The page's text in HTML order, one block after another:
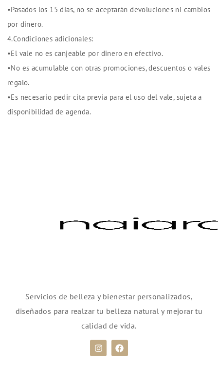
•Pasados los 15 días, no se aceptarán devoluciones ni cambios
por dinero.
4.Condiciones adicionales:
•El vale no es canjeable por dinero en efectivo.
•No es acumulable con otras promociones, descuentos o vales
regalo.
•Es necesario pedir cita previa para el uso del vale, sujeta a
disponibilidad de agenda.
Servicios de belleza y bienestar personalizados,
diseñados para realzar tu belleza natural y mejorar tu
calidad de vida.